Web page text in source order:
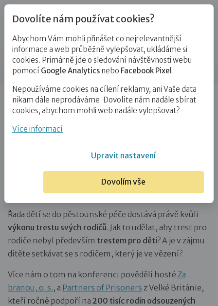
Novinky
Příspěvek
Úvod Novinky
Když je maminka ve vězení. Byli jsme
na konferenci…
Když je maminka ve vězení. Byli jsme
Řada dětí se do pěstounské péče dostává právě kvůli
výkonu trestu svých rodičů. Jak to udělat, aby trest pro
rodiče nebyl především trestem pro děti? A je v zájmu
dítěte setkávat se s rodičem, který je ve vězení?
Více nám o tom na konferenci pověděli hosté Za
branou, o. s., a Partners of Prisoners z Velké Británie,
kteří ročně podpoří na 200 tisíc rodin odsouzených
Dovolíte nám používat cookies?
Abychom Vám mohli přinášet co nejrelevantnější
informace a web průběžně vylepšovat, ukládáme si
cookies. Primárně jde o sledování návštěvnosti webu
pomocí Google Analytics nebo Facebook Pixel .
Nepoužíváme cookies na cílení reklamy, ani Vaše data
nikam dále neprodáváme. Dovolíte nám nadále sbírat
cookies, abychom mohli web nadále vylepšovat?
Více informací
Upravit nastavení
Dovolím vše